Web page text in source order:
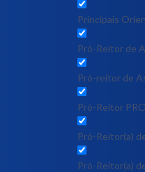
Principais
Pró-Reitor de
Pró-reitor de
Pró-Reitor
Pró-Reitor(a)
Pró-Reitor(a)